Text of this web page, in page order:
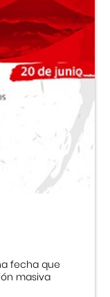
fecha que
masiva